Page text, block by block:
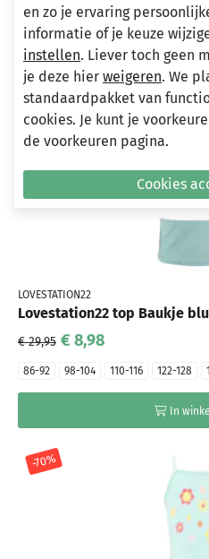
86-92 98-104 110-116 122-128
In
-70%
LOVESTATION22
Lovestation22 top Baukje
€ 29,95 € 8,98
86-92 98-104 110-116 122-128
In
-70%
en zo je ervaring
informatie of je keuze
instellen. Liever toch geen
je deze hier weigeren. We
standaardpakket van
cookies. Je kunt je
de voorkeuren pagina.
Cookies